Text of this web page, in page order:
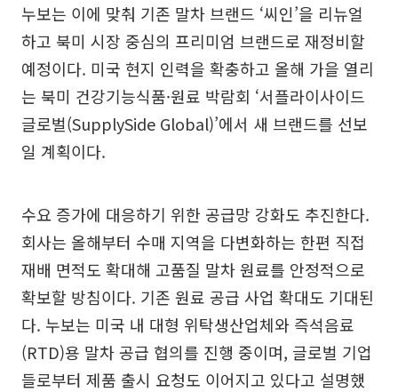
누보는 이에 맞춰 기존 말차 브랜드 ‘씨인’을 리뉴얼
하고 북미 시장 중심의 프리미엄 브랜드로 재정비할
예정이다. 미국 현지 인력을 확충하고 올해 가을 열리
는 북미 건강기능식품·원료 박람회 ‘서플라이사이드
글로벌(SupplySide Global)’에서 새 브랜드를 선보
일 계획이다.
수요 증가에 대응하기 위한 공급망 강화도 추진한다.
회사는 올해부터 수매 지역을 다변화하는 한편 직접
재배 면적도 확대해 고품질 말차 원료를 안정적으로
확보할 방침이다. 기존 원료 공급 사업 확대도 기대된
다. 누보는 미국 내 대형 위탁생산업체와 즉석음료
(RTD)용 말차 공급 협의를 진행 중이며, 글로벌 기업
들로부터 제품 출시 요청도 이어지고 있다고 설명했